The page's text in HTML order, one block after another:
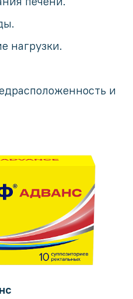
нагрузки.
и